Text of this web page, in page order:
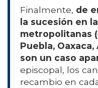
Finalmente, de
la sucesión en
metropolitanas
Puebla,
son un caso
episcopal, los
recambio en